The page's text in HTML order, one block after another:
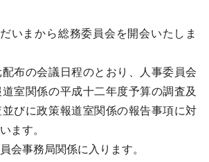
いまから総務委員会を開会いたしま
布の会議日程のとおり、人事委員会
室関係の平成十二年度予算の調査及
びに政策報道室関係の報告事項に対
ます。
会事務局関係に入ります。